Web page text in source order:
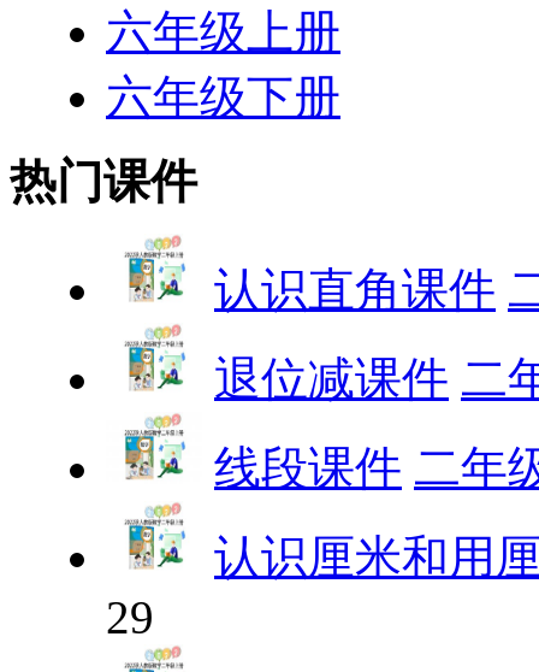
六年级上册
六年级下册
热门课件
认识直角课件
退位减课件 二
线段课件 二年
认识厘米和用
29